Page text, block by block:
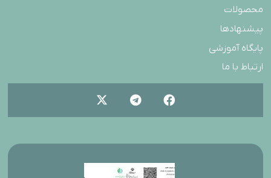
محصولات
پیشنهادها
پایگاه آموزشی
ارتباط با ما